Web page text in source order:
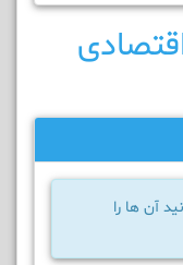
آن ها را